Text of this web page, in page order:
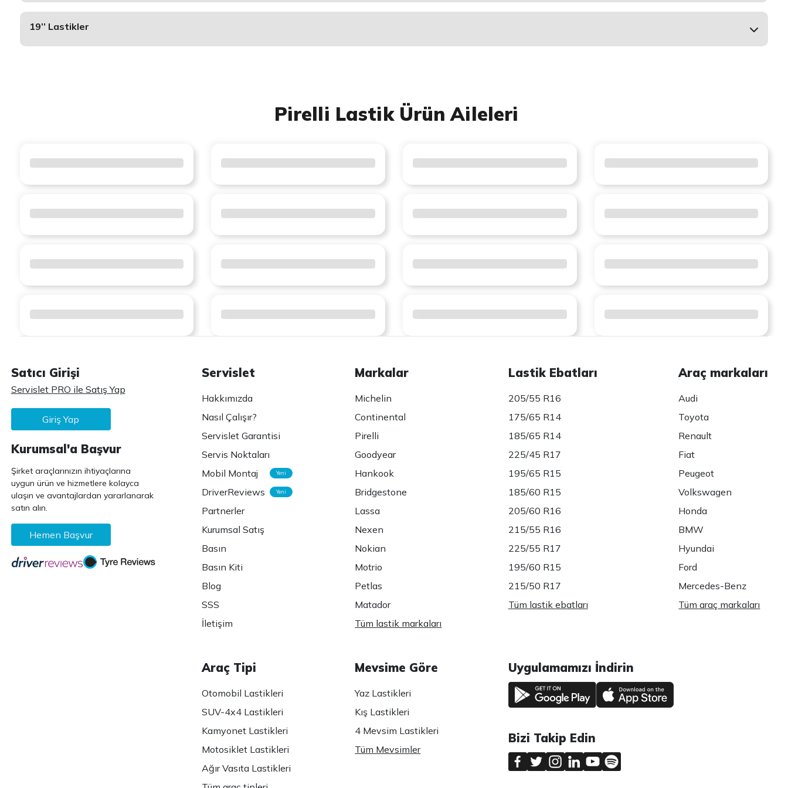
19’’ Lastikler
Pirelli Lastik Ürün Aileleri
Satıcı Girişi
Servislet PRO ile Satış Yap
Giriş Yap
Kurumsal'a Başvur
Şirket araçlarınızın ihtiyaçlarına
uygun ürün ve hizmetlere kolayca
ulaşın ve avantajlardan yararlanarak
satın alın.
Hemen Başvur
Servislet
Hakkımızda
Nasıl Çalışır?
Servislet Garantisi
Servis Noktaları
Mobil Montaj
Yeni
DriverReviews Yeni
Partnerler
Kurumsal Satış
Basın
Basın Kiti
Blog
SSS
İletişim
Markalar
Michelin
Continental
Pirelli
Goodyear
Hankook
Bridgestone
Lassa
Nexen
Nokian
Motrio
Petlas
Matador
Tüm lastik markaları
Lastik Ebatları
205/55 R16
175/65 R14
185/65 R14
225/45 R17
195/65 R15
185/60 R15
205/60 R16
215/55 R16
225/55 R17
195/60 R15
215/50 R17
Tüm lastik ebatları
Araç markaları
Audi
Toyota
Renault
Fiat
Peugeot
Volkswagen
Honda
BMW
Hyundai
Ford
Mercedes-Benz
Tüm araç markaları
Araç Tipi
Otomobil Lastikleri
SUV-4x4 Lastikleri
Kamyonet Lastikleri
Motosiklet Lastikleri
Ağır Vasıta Lastikleri
Mevsime Göre
Yaz Lastikleri
Kış Lastikleri
4 Mevsim Lastikleri
Tüm Mevsimler
Uygulamamızı İndirin
Bizi Takip Edin